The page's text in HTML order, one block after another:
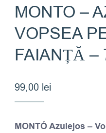
MONTO –
VOPSEA
FAIANȚĂ –
99,00 lei
MONTÓ Azulejos –